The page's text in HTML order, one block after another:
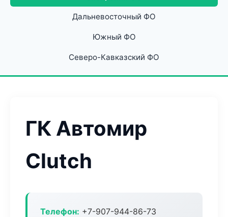
Дальневосточный ФО
Южный ФО
Северо-Кавказский ФО
ГК Автомир
Clutch
Телефон: +7-907-944-86-73